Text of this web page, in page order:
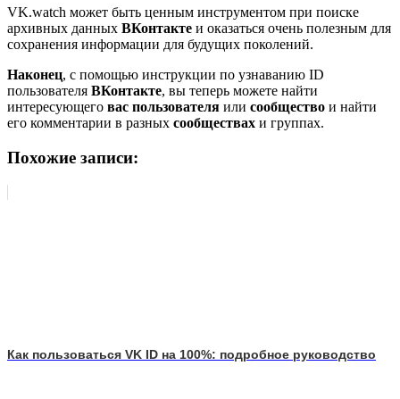
VK.watch может быть ценным инструментом при поиске
архивных данных ВКонтакте и оказаться очень полезным для
сохранения информации для будущих поколений.
Наконец, с помощью инструкции по узнаванию ID
пользователя ВКонтакте, вы теперь можете найти
интересующего вас пользователя или сообщество и найти
его комментарии в разных сообществах и группах.
Похожие записи:
Как пользоваться VK ID на 100%: подробное руководство